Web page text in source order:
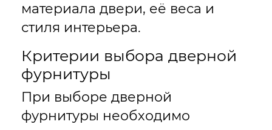
материала двери, её веса и
стиля интерьера.
Критерии выбора дверной
фурнитуры
При выборе дверной
фурнитуры необходимо